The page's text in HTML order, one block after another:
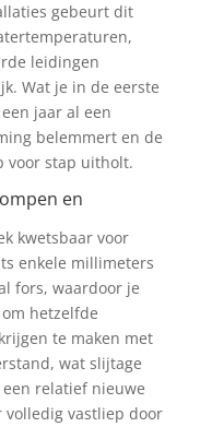
gebeurt dit
leidingen
Wat je in de eerste
jaar al een
belemmert en de
voor stap uitholt.
en
kwetsbaar voor
enkele millimeters
fors, waardoor je
hetzelfde
te maken met
wat slijtage
relatief nieuwe
vastliep door